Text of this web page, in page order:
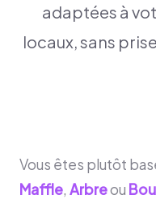
adaptées à
locaux, sans
Vous êtes plutôt
Maffle, Arbreou